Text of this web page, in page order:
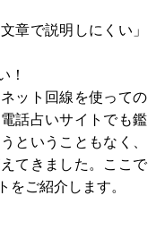
章で説明しにくい」
！
ット回線を使っての
話占いサイトでも鑑
ということもなく、
てきました。ここで
ご紹介します。